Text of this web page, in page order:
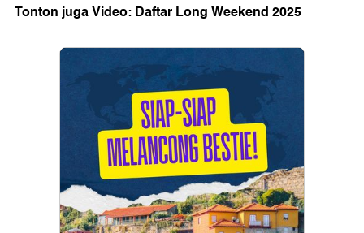
Tonton juga Video: Daftar Long Weekend 2025